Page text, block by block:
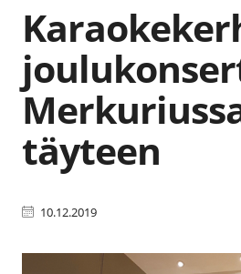
täyteen
10.12.2019